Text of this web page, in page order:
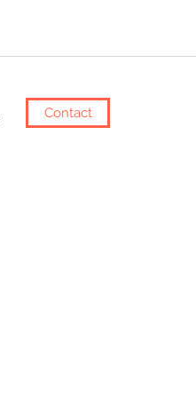
Contact